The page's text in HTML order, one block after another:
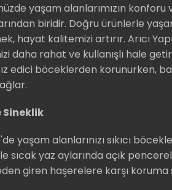
yaşam alanlarımızın
biridir. Doğru ürünlerle
hayat kalitemizi artırır. Arıcı
daha rahat ve kullanışlı hale
edici böceklerden korunurken,
Sineklik
yaşam alanlarınızı sıkıcı
sıcak yaz aylarında açık
giren haşerelere karşı koruma